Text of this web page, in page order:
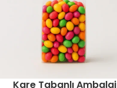
Kare Tabanlı Ambalaj